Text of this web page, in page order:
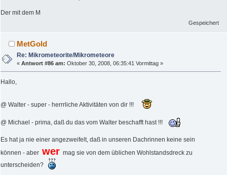
Der mit dem M
Gespeichert
MetGold
Re: Mikrometeorite/Mikrometeore
«Antwort #86 am: Oktober 30, 2008, 06:35:41 Vormittag »
Hallo,
@ Walter - super - herrrliche Aktivitäten von dir !!!
@ Michael - prima, daß du das vom Walter beschafft hast !!!
Es hat ja nie einer angezweifelt, daß in unseren Dachrinnen keine sein
können - aber wer mag sie von dem üblichen Wohlstandsdreck zu
unterscheiden?